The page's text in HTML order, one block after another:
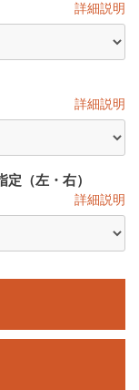
詳細説明
詳細説明
（左・右）
詳細説明